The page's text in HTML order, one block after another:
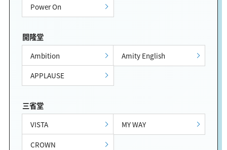
Power On
開隆堂
Ambition
Amity English
APPLAUSE
三省堂
VISTA
MY WAY
CROWN